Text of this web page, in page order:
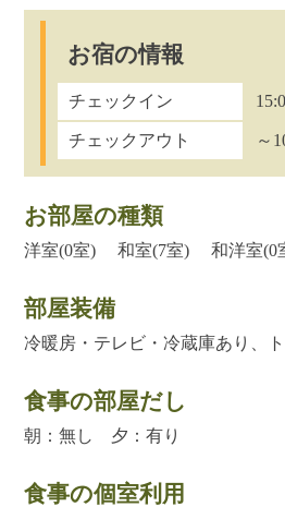
お宿の情報
チェックイン
チェックアウト ～
お部屋の種類
洋室(0室) 和室(7室) 和洋室(0
部屋装備
冷暖房・テレビ・冷蔵庫あり、
食事の部屋だし
朝：無し 夕：有り
食事の個室利用